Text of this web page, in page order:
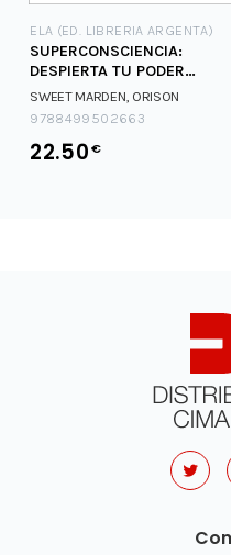
ELA (ED. LIBRERIA ARGENTA)
SUPERCONSCIENCIA:
DESPIERTA TU PODER
INTERIOR
SWEET MARDEN, ORISON
9788499502663
22.50€